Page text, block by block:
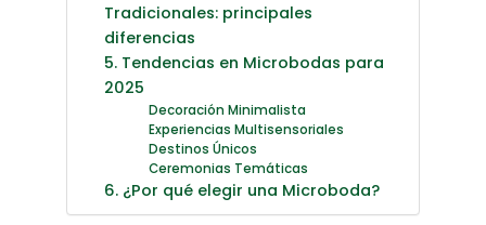
Tradicionales: principales
diferencias
5. Tendencias en Microbodas para
2025
Decoración Minimalista
Experiencias Multisensoriales
Destinos Únicos
Ceremonias Temáticas
6. ¿Por qué elegir una Microboda?